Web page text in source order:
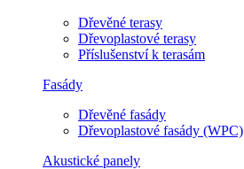
Dřevěné terasy
Dřevoplastové terasy
Příslušenství k terasám
Fasády
Dřevěné fasády
Dřevoplastové fasády (WPC)
Akustické panely